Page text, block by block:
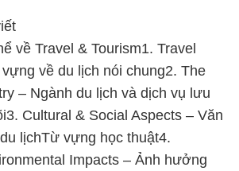
về Travel & Tourism1. Travel
về du lịch nói chung2. The
– Ngành du lịch và dịch vụ lưu
3. Cultural & Social Aspects – Văn
lịchTừ vựng học thuật4.
Impacts – Ảnh hưởng